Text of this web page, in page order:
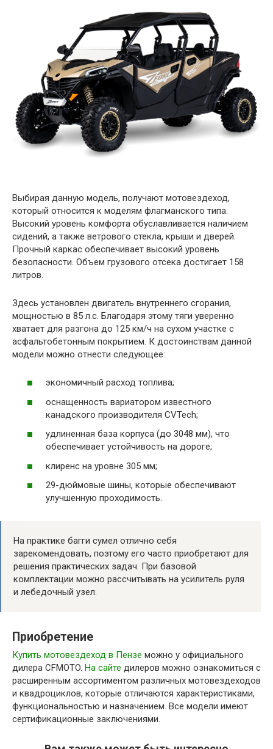
Выбирая данную модель, получают мотовездеход,
который относится к моделям флагманского типа.
Высокий уровень комфорта обуславливается наличием
сидений, а также ветрового стекла, крыши и дверей.
Прочный каркас обеспечивает высокий уровень
безопасности. Объем грузового отсека достигает 158
литров.
Здесь установлен двигатель внутреннего сгорания,
мощностью в 85 л.с. Благодаря этому тяги уверенно
хватает для разгона до 125 км/ч на сухом участке с
асфальтобетонным покрытием. К достоинствам данной
модели можно отнести следующее:
экономичный расход топлива;
оснащенность вариатором известного
канадского производителя CVTech;
удлиненная база корпуса (до 3048 мм), что
обеспечивает устойчивость на дороге;
клиренс на уровне 305 мм;
29-дюймовые шины, которые обеспечивают
улучшенную проходимость.
На практике багги сумел отлично себя
зарекомендовать, поэтому его часто приобретают для
решения практических задач. При базовой
комплектации можно рассчитывать на усилитель руля
и лебедочный узел.
Приобретение
Купить мотовездеход в Пензе можно у официального
дилера CFMOTO. На сайте дилеров можно ознакомиться с
расширенным ассортиментом различных мотовездеходов
и квадроциклов, которые отличаются характеристиками,
функциональностью и назначением. Все модели имеют
сертификационные заключениями.